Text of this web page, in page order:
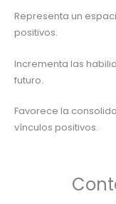
Representa un
positivos.
Incrementa las
futuro.
Favorece la
vínculos positivos.